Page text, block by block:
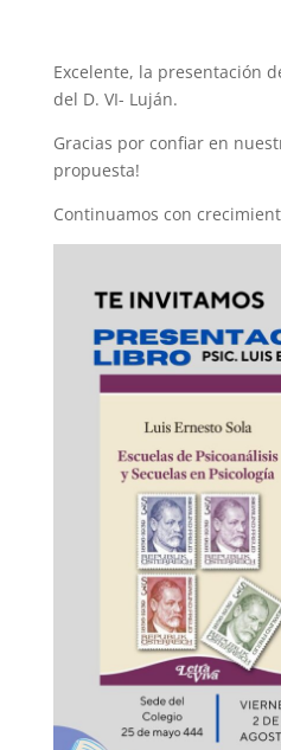
Excelente, la presentación
del D. VI- Luján.
Gracias por confiar en
propuesta!
Continuamos con